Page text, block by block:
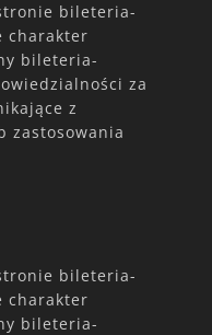
bileteria-
charakter
bileteria-
za
z
zastosowania
bileteria-
charakter
bileteria-